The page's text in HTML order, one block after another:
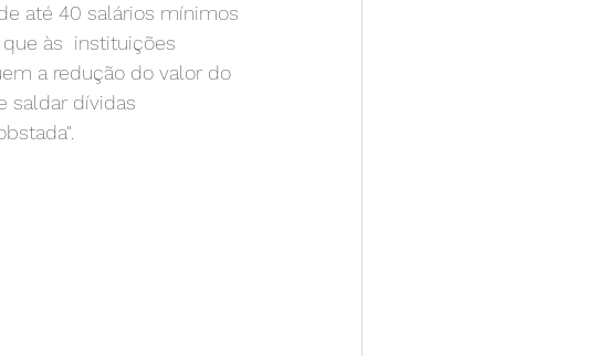
até 40 salários mínimos
que às  instituições
a redução do valor do
saldar dívidas